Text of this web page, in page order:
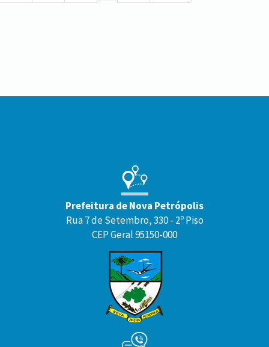
Prefeitura de Nova Petrópolis
Rua 7 de Setembro, 330 - 2º Piso
CEP Geral 95150-000